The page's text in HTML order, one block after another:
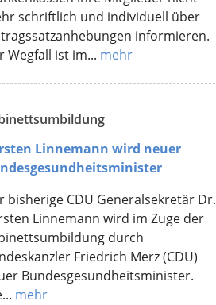
schriftlich und individuell über
informieren.
Wegfall ist im... mehr
Linnemann wird neuer
bisherige CDU Generalsekretär Dr.
Linnemann wird im Zuge der
durch
Friedrich Merz (CDU)
Bundesgesundheitsminister.
mehr